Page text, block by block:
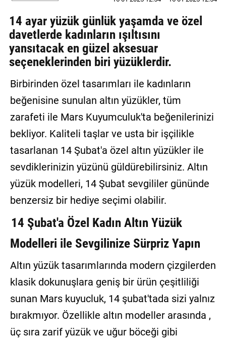
EĞİTİM
GALERİ
VİDEO
YAZARLAR
BİZE
Künye
İletişim
Gizlilik
Sözleşmesi
Kullanıcı
Sözleşmesi
14 ayar yüzük günlük yaşamda ve özel
davetlerde kadınların ışıltısını
yansıtacak en güzel aksesuar
seçeneklerinden biri yüzüklerdir.
Birbirinden özel tasarımları ile kadınların
beğenisine sunulan altın yüzükler, tüm
zarafeti ile Mars Kuyumculuk'ta beğenilerinizi
bekliyor. Kaliteli taşlar ve usta bir işçilikle
tasarlanan 14 Şubat'a özel altın yüzükler ile
sevdiklerinizin yüzünü güldürebilirsiniz. Altın
yüzük modelleri, 14 Şubat sevgililer gününde
benzersiz bir hediye seçimi olabilir.
14 Şubat'a Özel Kadın Altın Yüzük
Modelleri ile Sevgilinize Sürpriz Yapın
Altın yüzük tasarımlarında modern çizgilerden
klasik dokunuşlara geniş bir ürün çeşitliliği
sunan Mars kuyucluk, 14 şubat'tada sizi yalnız
bırakmıyor. Özellikle altın modeller arasında ,
üç sıra zarif yüzük ve uğur böceği gibi